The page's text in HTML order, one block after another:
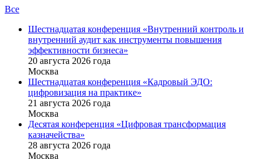
Все
Шестнадцатая конференция «Внутренний контроль и
внутренний аудит как инструменты повышения
эффективности бизнеса»
20 августа 2026 года
Москва
Шестнадцатая конференция «Кадровый ЭДО:
цифровизация на практике»
21 августа 2026 года
Москва
Десятая конференция «Цифровая трансформация
казначейства»
28 августа 2026 года
Москва